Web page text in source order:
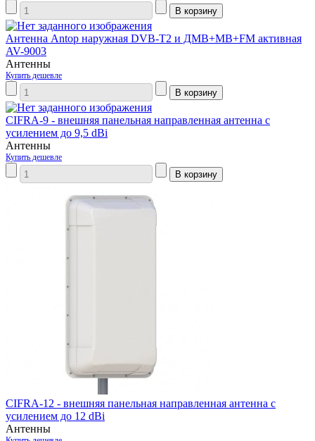
Антенна Antop наружная DVB-T2 и ДМВ+МВ+FM активная
AV-9003
Антенны
Купить дешевле
CIFRA-9 - внешняя панельная направленная антенна с
усилением до 9,5 dBi
Антенны
Купить дешевле
CIFRA-12 - внешняя панельная направленная антенна с
усилением до 12 dBi
Антенны